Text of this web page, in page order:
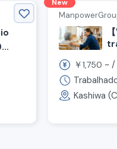
New
￥1,750 ~ /
Kashiwa